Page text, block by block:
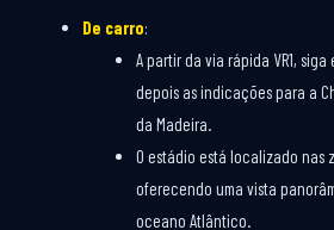
De carro:
A partir da via rápida VR1,
depois as indicações para a
da Madeira.
O estádio está localizado nas
oferecendo uma vista
oceano Atlântico.